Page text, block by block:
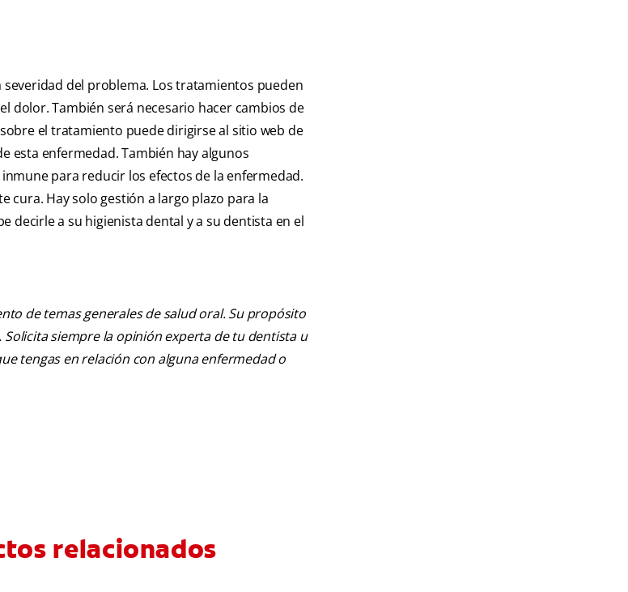
del problema. Los tratamientos pueden
dolor. También será necesario hacer cambios de
el tratamiento puede dirigirse al sitio web de
esta enfermedad. También hay algunos
para reducir los efectos de la enfermedad.
cura. Hay solo gestión a largo plazo para la
decirle a su higienista dental y a su dentista en el
de temas generales de salud oral. Su propósito
siempre la opinión experta de tu dentista u
tengas en relación con alguna enfermedad o
relacionados